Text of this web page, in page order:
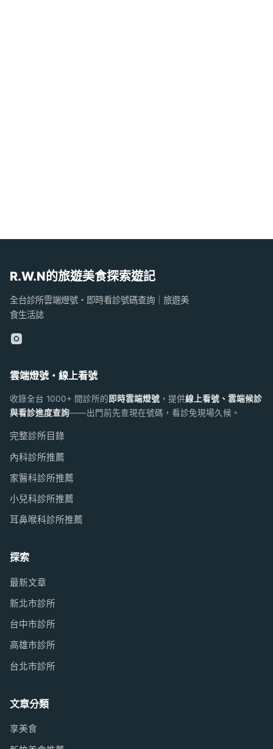
R.W.N的旅遊美食探索遊記
全台診所雲端燈號・即時看診號碼查詢｜旅遊美
食生活誌
雲端燈號・線上看號
收錄全台 1000+ 間診所的即時雲端燈號 ，提供線上看號、雲端候診
與看診進度查詢——出門前先查現在號碼，看診免現場久候。
完整診所目錄
內科診所推薦
家醫科診所推薦
小兒科診所推薦
耳鼻喉科診所推薦
探索
最新文章
新北市診所
台中市診所
高雄市診所
台北市診所
文章分類
享美食